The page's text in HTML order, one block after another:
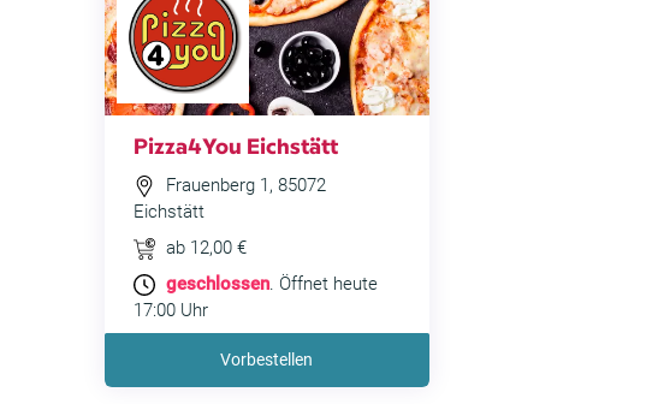
Pizza4You Eichstätt
Frauenberg 1, 85072
Eichstätt
ab 12,00 €
geschlossen. Öffnet heute
17:00 Uhr
Vorbestellen